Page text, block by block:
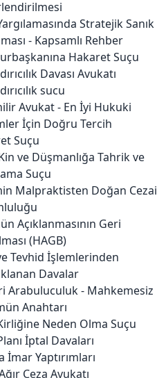
Stratejik Sanık
- Kapsamlı Rehber
Hakaret Suçu
Davası Avukatı
sucu
Avukat - En İyi Hukuki
İçin Doğru Tercih
Suçu
ve Düşmanlığa Tahrik ve
Suçu
Malpraktisten Doğan Cezai
Açıklanmasının Geri
(HAGB)
Tevhid İşlemlerinden
Davalar
Arabuluculuk - Mahkemesiz
Anahtarı
Neden Olma Suçu
İptal Davaları
İmar Yaptırımları
Ceza Avukatı